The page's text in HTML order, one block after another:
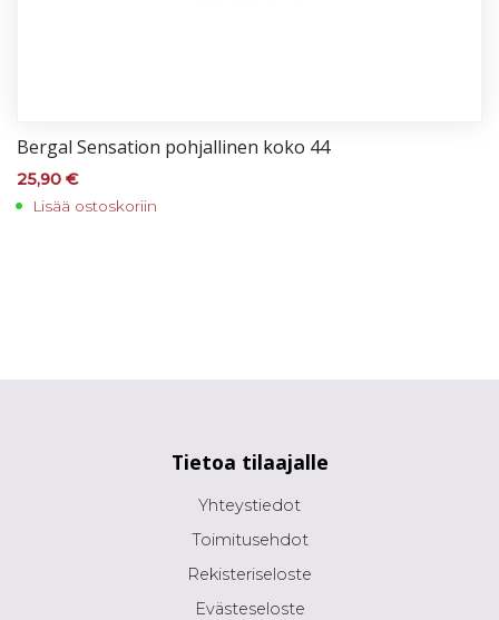
Ber­gal Sen­sa­tion poh­jal­li­nen ko­ko 44
25,90 €
Lisää ostoskoriin
Tietoa tilaajalle
Yhteystiedot
Toimitusehdot
Rekisteriseloste
Evästeseloste